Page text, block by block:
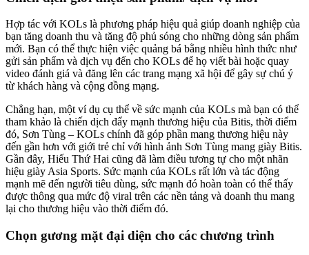
Hợp tác với KOLs là phương pháp hiệu quả giúp doanh nghiệp của
bạn tăng doanh thu và tăng độ phủ sóng cho những dòng sản phẩm
mới. Bạn có thể thực hiện việc quảng bá bằng nhiều hình thức như
gửi sản phẩm và dịch vụ đến cho KOLs để họ viết bài hoặc quay
video đánh giá và đăng lên các trang mạng xã hội để gây sự chú ý
từ khách hàng và cộng đồng mạng.
Chẳng hạn, một ví dụ cụ thể về sức mạnh của KOLs mà bạn có thể
tham khảo là chiến dịch đẩy mạnh thương hiệu của Bitis, thời điểm
đó, Sơn Tùng – KOLs chính đã góp phần mang thương hiệu này
đến gần hơn với giới trẻ chỉ với hình ảnh Sơn Tùng mang giày Bitis.
Gần đây, Hiếu Thứ Hai cũng đã làm điều tương tự cho một nhãn
hiệu giày Asia Sports. Sức mạnh của KOLs rất lớn và tác động
mạnh mẽ đến người tiêu dùng, sức mạnh đó hoàn toàn có thể thấy
được thông qua mức độ viral trên các nền tảng và doanh thu mang
lại cho thương hiệu vào thời điểm đó.
Chọn gương mặt đại diện cho các chương trình